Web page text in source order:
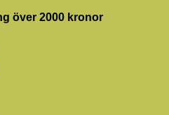
över 2000 kronor